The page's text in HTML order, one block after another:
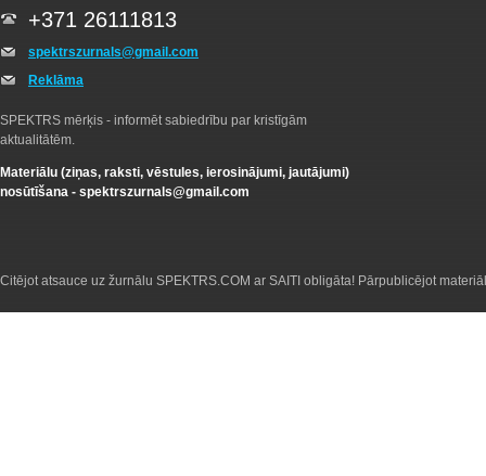
+371 26111813
spektrszurnals@gmail.com
Reklāma
SPEKTRS mērķis - informēt sabiedrību par kristīgām
aktualitātēm.
Materiālu (ziņas, raksti, vēstules, ierosinājumi, jautājumi)
nosūtīšana - spektrszurnals@gmail.com
Citējot atsauce uz žurnālu SPEKTRS.COM ar SAITI obligāta! Pārpublicējot